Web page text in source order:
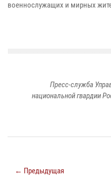
военнослужащих и мирных
Пресс-служба
национальной гвардии
← Предыдущая